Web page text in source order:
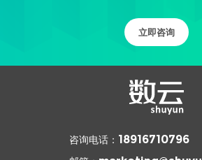
立即咨询
咨询电话： 18916710796